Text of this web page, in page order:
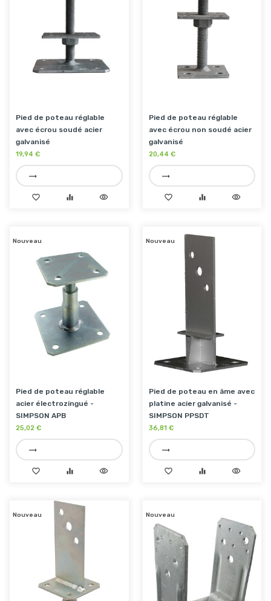
Pied de poteau réglable
avec écrou soudé acier
galvanisé
19,94 €
trending_flat
favorite_border equalizer visibility
Pied de poteau réglable
avec écrou non soudé acier
galvanisé
20,44 €
trending_flat
favorite_border equalizer visibility
Nouveau
Pied de poteau réglable
acier électrozingué -
SIMPSON APB
25,02 €
trending_flat
favorite_border equalizer visibility
Nouveau
Pied de poteau en âme avec
platine acier galvanisé -
SIMPSON PPSDT
36,81 €
trending_flat
favorite_border equalizer visibility
Nouveau Nouveau